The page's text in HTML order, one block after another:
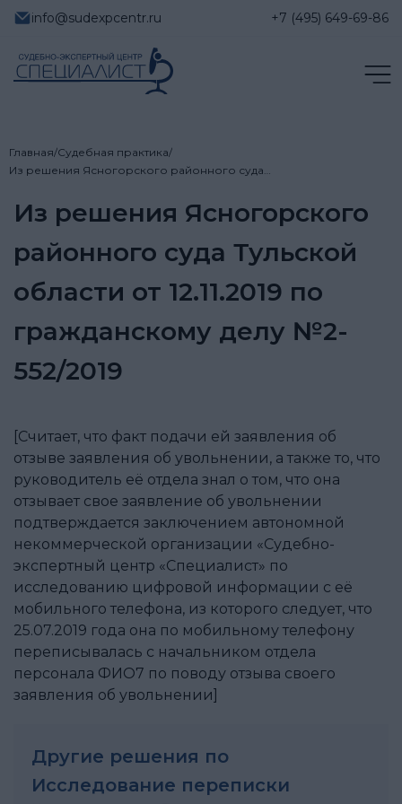
info@sudexpcentr.ru +7 (495) 649-69-86
Главная/Судебная практика/
Из решения Ясногорского районного суда…
Из решения Ясногорского
районного суда Тульской
области от 12.11.2019 по
гражданскому делу №2-
552/2019
[Считает, что факт подачи ей заявления об
отзыве заявления об увольнении, а также то, что
руководитель её отдела знал о том, что она
отзывает свое заявление об увольнении
подтверждается заключением автономной
некоммерческой организации «Судебно-
экспертный центр «Специалист» по
исследованию цифровой информации с её
мобильного телефона, из которого следует, что
25.07.2019 года она по мобильному телефону
переписывалась с начальником отдела
персонала ФИО7 по поводу отзыва своего
заявления об увольнении]
Другие решения по
Исследование переписки